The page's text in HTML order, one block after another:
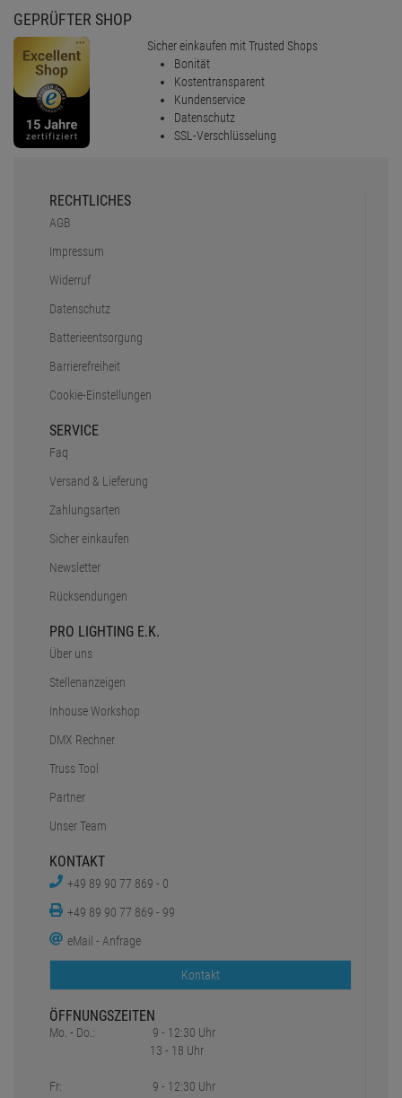
GEPRÜFTER SHOP
Sicher einkaufen mit Trusted Shops
Bonität
Kostentransparent
Kundenservice
Datenschutz
SSL-Verschlüsselung
RECHTLICHES
AGB
Impressum
Widerruf
Datenschutz
Batterieentsorgung
Barrierefreiheit
Cookie-Einstellungen
SERVICE
Faq
Versand & Lieferung
Zahlungsarten
Sicher einkaufen
Newsletter
Rücksendungen
PRO LIGHTING E.K.
Über uns
Stellenanzeigen
Inhouse Workshop
DMX Rechner
Truss Tool
Partner
Unser Team
KONTAKT
+49 89 90 77 869 - 0
+49 89 90 77 869 - 99
eMail - Anfrage
Kontakt
ÖFFNUNGSZEITEN
Mo. - Do.:
Fr:
9 - 12:30 Uhr
13 - 18 Uhr
9 - 12:30 Uhr